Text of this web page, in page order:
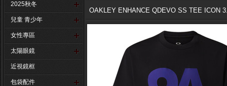
2025秋冬
兒童 青少年
女性專區
太陽眼鏡
近視鏡框
包袋配件
OAKLEY ENHANCE QDEVO SS TEE ICON